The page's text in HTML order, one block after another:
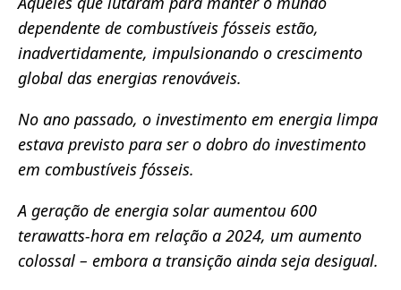
dependente de combustíveis fósseis estão,
inadvertidamente, impulsionando o crescimento
global das energias renováveis.
No ano passado, o investimento em energia limpa
estava previsto para ser o dobro do investimento
em combustíveis fósseis.
A geração de energia solar aumentou 600
terawatts-hora em relação a 2024, um aumento
colossal – embora a transição ainda seja desigual.